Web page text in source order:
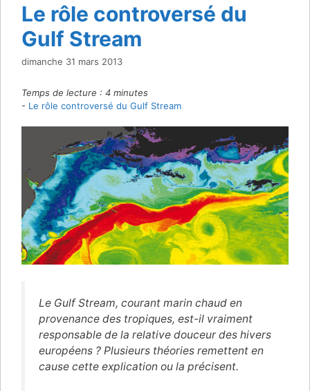
Le rôle controversé du
Gulf Stream
dimanche 31 mars 2013
Temps de lecture : 4 minutes
- Le rôle controversé du Gulf Stream
Le Gulf Stream, courant marin chaud en
provenance des tropiques, est-il vraiment
responsable de la relative douceur des hivers
européens ? Plusieurs théories remettent en
cause cette explication ou la précisent.